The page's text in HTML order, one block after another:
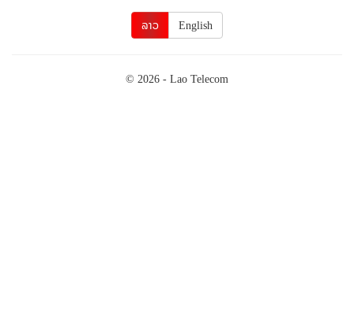
ລາວ English
© 2026 - Lao Telecom